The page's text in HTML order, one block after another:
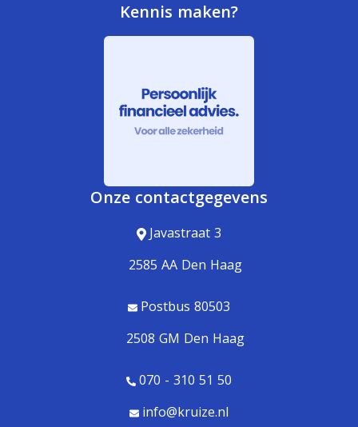
Kennis maken?
Onze contactgegevens
Javastraat 3
2585 AA Den Haag
Postbus 80503
2508 GM Den Haag
070 - 310 51 50
info@kruize.nl